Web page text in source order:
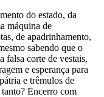
do estado, da
máquina de
de apadrinhamento,
sabendo que o
falsa corte de vestais,
e esperança para
e trêmulos de
Encerro com